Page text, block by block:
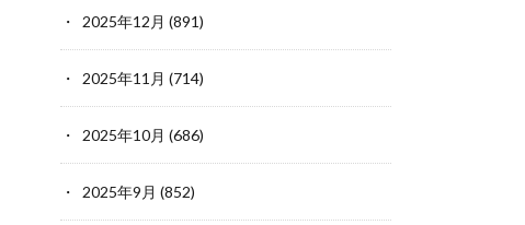
2025年12月 (891)
2025年11月 (714)
2025年10月 (686)
2025年9月 (852)